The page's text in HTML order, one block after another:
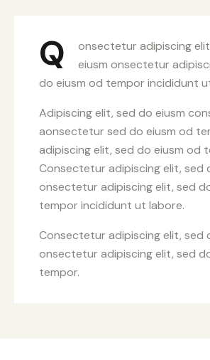
Q
onsectetur adipiscing
eiusm onsectetur
do eiusm od tempor incididunt
Adipiscing elit, sed do eiusm
aonsectetur sed do eiusm od
adipiscing elit, sed do eiusm od
Consectetur adipiscing elit, sed
onsectetur adipiscing elit, sed
tempor incididunt ut labore.
Consectetur adipiscing elit, sed
onsectetur adipiscing elit, sed
tempor.